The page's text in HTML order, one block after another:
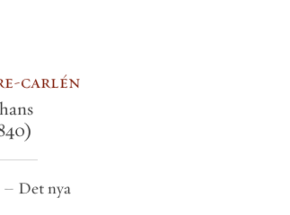
carlén
Det nya